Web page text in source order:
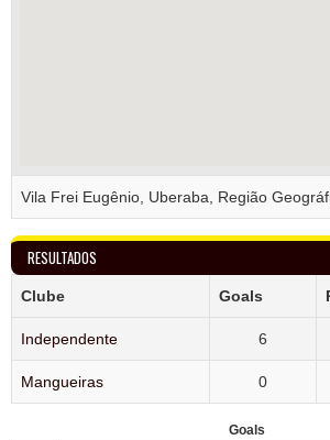
Vila Frei Eugênio, Uberaba, Região
RESULTADOS
Clube Goals
Independente 6
Mangueiras 0
Goals